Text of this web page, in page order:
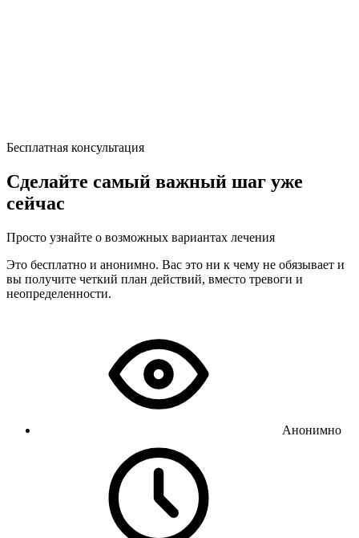
Бесплатная консультация
Сделайте самый важный шаг уже
сейчас
Просто узнайте о возможных вариантах лечения
Это бесплатно и анонимно. Вас это ни к чему не обязывает и
вы получите четкий план действий, вместо тревоги и
неопределенности.
Анонимно